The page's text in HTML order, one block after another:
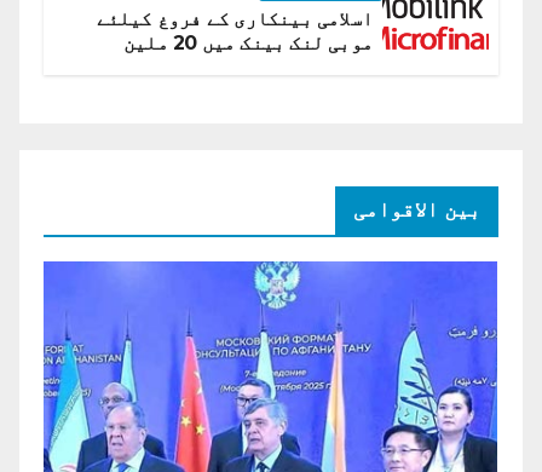
اسلامی بینکاری کے فروغ کیلئے
موبی لنک بینک میں 20 ملین
بین الاقوامی